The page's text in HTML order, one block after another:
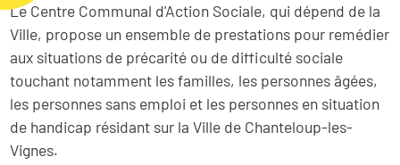
Le Centre Communal d'Action Sociale, qui dépend de la
Ville, propose un ensemble de prestations pour remédier
aux situations de précarité ou de difficulté sociale
touchant notamment les familles, les personnes âgées,
les personnes sans emploi et les personnes en situation
de handicap résidant sur la Ville de Chanteloup-les-
Vignes.